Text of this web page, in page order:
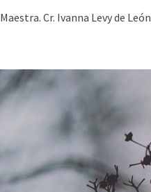
Maestra. Cr. Ivanna Levy de León